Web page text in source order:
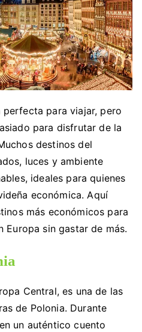
perfecta para viajar, pero
para disfrutar de la
destinos del
luces y ambiente
ideales para quienes
económica. Aquí
más económicos para
sin gastar de más.
Central, es una de las
de Polonia. Durante
un auténtico cuento